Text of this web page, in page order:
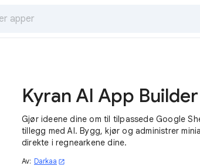
Gjør ideene dine om til tilpassede Google
tillegg med AI. Bygg, kjør og administrer
direkte i regnearkene dine.
Av: Darkaa open_in_new